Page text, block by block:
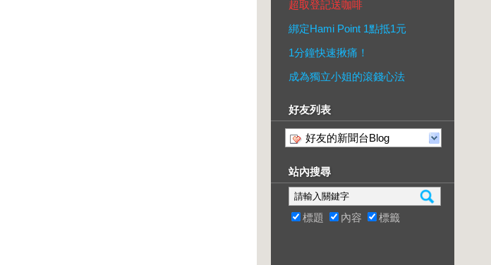
超取登記送咖啡
綁定Hami Point 1點抵1元
1分鐘快速揪痛！
成為獨立小姐的滾錢心法
好友列表
好友的新聞台Blog
站內搜尋
標題 內容 標籤